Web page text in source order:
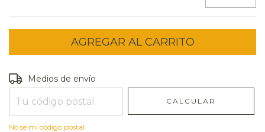
Entregas para el CP:
Medios de envío
CALCULAR
No sé mi código postal